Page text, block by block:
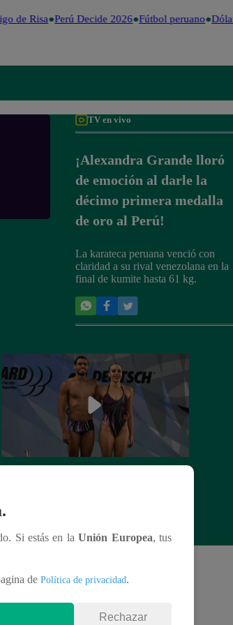
de Risa Perú Decide 2026 Fútbol peruano Dólar
TV en vivo
¡Alexandra Grande lloró
de emoción al darle la
décimo primera medalla
de oro al Perú!
La karateca peruana venció con
claridad a su rival venezolana en la
final de kumite hasta 61 kg.
Si estás en laUnión Europea, tus
de Política de privacidad.
Rechazar